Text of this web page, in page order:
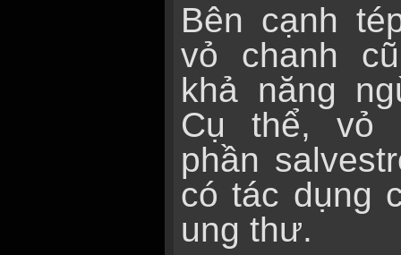
Bên cạnh
vỏ chanh
khả năng
Cụ thể, vỏ
phần
có tác dụng
ung thư.